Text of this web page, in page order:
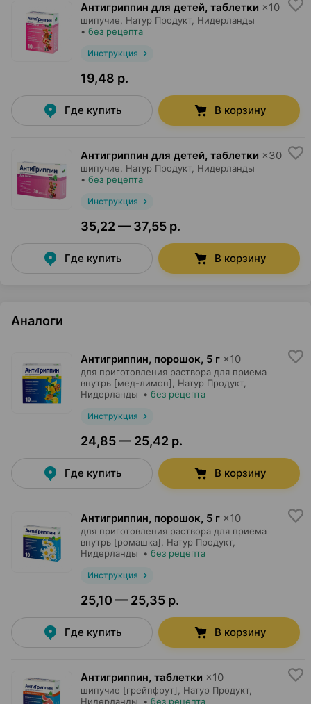
Антигриппин для детей, таблетки ×10
шипучие, Натур Продукт, Нидерланды
• без рецепта
Инструкция
19,48 р.
Где купить В корзину
Антигриппин для детей, таблетки ×30
шипучие, Натур Продукт, Нидерланды
• без рецепта
Инструкция
35,22 — 37,55 р.
Где купить В корзину
Аналоги
Антигриппин, порошок, 5 г ×10
для приготовления раствора для приема
внутрь [мед-лимон],
Натур Продукт,
Нидерланды • без рецепта
Инструкция
24,85 — 25,42 р.
Где купить В корзину
Антигриппин, порошок, 5 г ×10
для приготовления раствора для приема
внутрь [ромашка],
Натур Продукт,
Нидерланды • без рецепта
Инструкция
25,10 — 25,35 р.
Где купить В корзину
Антигриппин, таблетки ×10
шипучие [грейпфрут], Натур Продукт,
Нидерланды • без рецепта